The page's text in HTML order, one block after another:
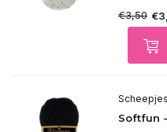
€3,50
Scheepjes
Softfun